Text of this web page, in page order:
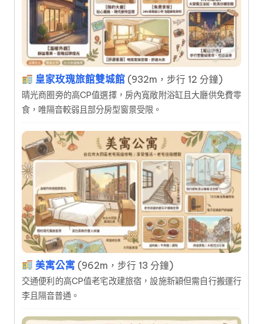
皇家玫瑰旅館雙城館 (932m，步行 12 分鐘)
晴光商圈旁的高CP值選擇，房內寬敞附浴缸且大廳供免費零
食，唯隔音較弱且部分房型窗景受限。
美寓公寓 (962m，步行 13 分鐘)
交通便利的高CP值老宅改建旅宿，設施新穎但需自行搬運行
李且隔音普通。